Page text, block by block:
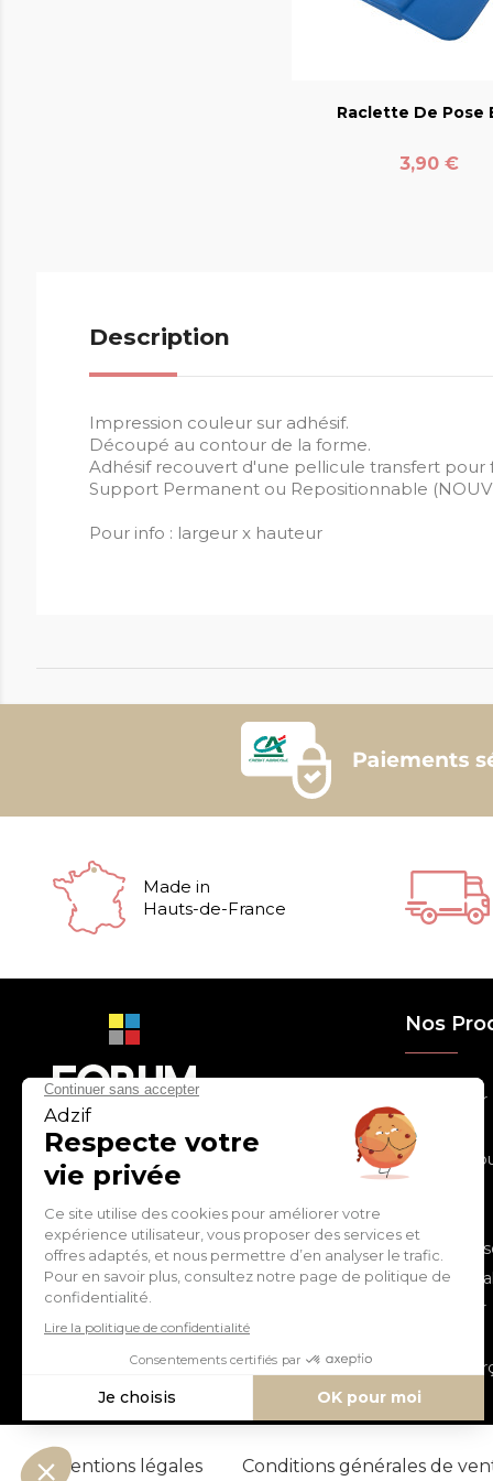
Raclette De Pose
Prix
3,90 €
Description
Impression couleur sur adhésif.
Découpé au contour de la forme.
Adhésif recouvert d'une pellicule transfert pour
Support Permanent ou Repositionnable
Pour info : largeur x hauteur
Made in
Hauts-de-France
contact@adzif.biz
ZI de Cantimpré Avenue de
l'Europe CS60014
59400 CAMBRAI - FRANCE
Tél :03 27 74 97 00
Nos
> Relooker
> Habiller
>
>
>
> S'inspirer
>
Mentions légales Conditions générales de